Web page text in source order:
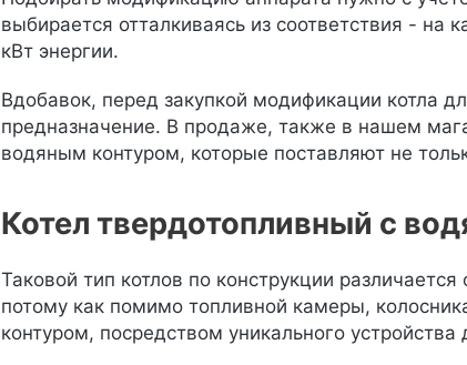
выбирается отталкиваясь из соответствия -
кВт энергии.
Вдобавок, перед закупкой модификации котла
предназначение. В продаже, также в нашем
водяным контуром, которые поставляют не
Котел твердотопливный с
Таковой тип котлов по конструкции
потому как помимо топливной камеры,
контуром, посредством уникального